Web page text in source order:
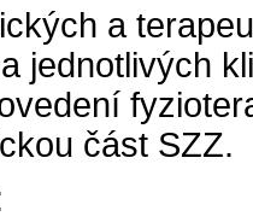
a
jednotlivých
část SZZ.